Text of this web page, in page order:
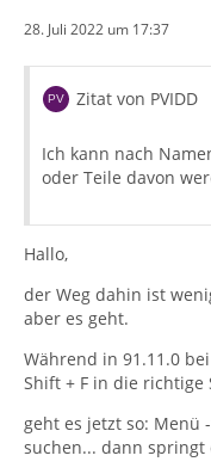
28. Juli 2022 um 17:37
Zitat von PVIDD
Ich kann nach
oder Teile davon
Hallo,
der Weg dahin ist
aber es geht.
Während in 91.11.0
Shift + F in die richtige
geht es jetzt so: Menü
suchen... dann springt